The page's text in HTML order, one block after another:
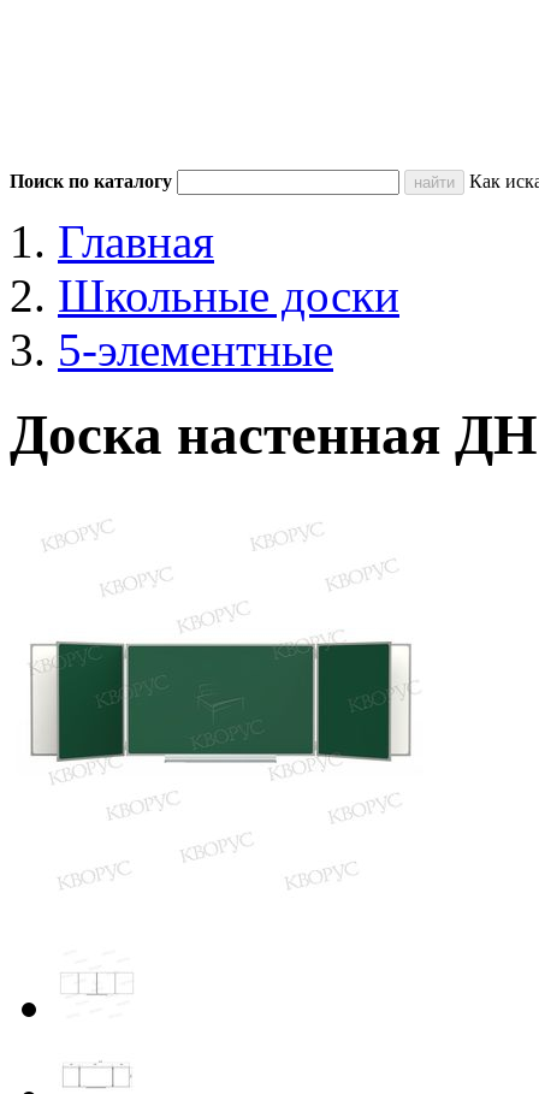
Поиск по каталогу Как
Главная
Школьные доски
5-элементные
Доска настенная